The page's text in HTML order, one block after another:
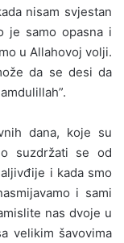
nisam svjestan
je samo opasna i
u Allahovoj volji.
da se desi da
dana, koje su
suzdržati se od
i kada smo
i sami
nas dvoje u
velikim šavovima